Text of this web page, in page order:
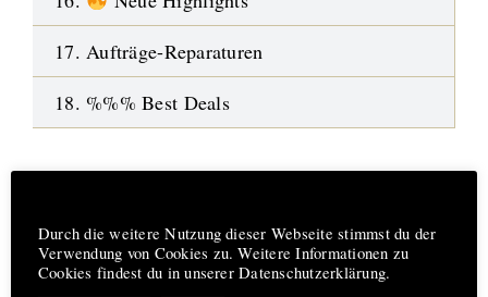
17. Aufträge-Reparaturen
18. %%% Best Deals
kostenlose Lieferung ab 200 €
Durch die weitere Nutzung dieser Webseite stimmst du der
Verwendung von Cookies zu. Weitere Informationen zu
Cookies findest du in unserer Datenschutzerklärung.